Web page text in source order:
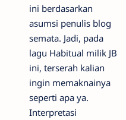
ini berdasarkan
asumsi penulis blog
semata. Jadi, pada
lagu Habitual milik JB
ini, terserah kalian
ingin memaknainya
seperti apa ya.
Interpretasi